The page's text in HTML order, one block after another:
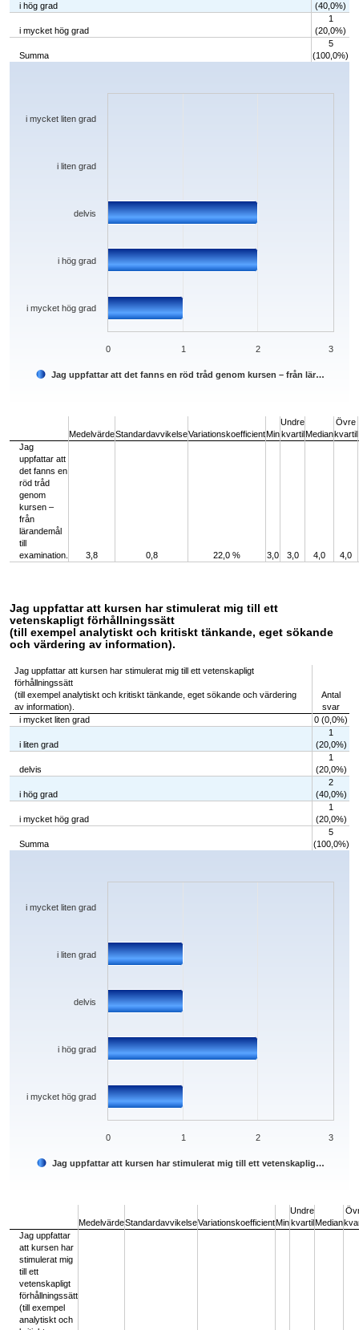
i hög grad
(40,0%)
i mycket hög grad
1
(20,0%)
Summa
5
(100,0%)
Chart
The chart has 1 X axis displaying categories.
Jag uppfattar att det fanns en röd tråd genom kursen – från lär…
i mycket hög grad
i hög grad
delvis
i liten grad
i mycket liten grad
0 1 2 3
MedelvärdeStandardavvikelseVariationskoefficientMin
Undre
kvartilMedian
Övre
kvartil
Jag
uppfattar att
det fanns en
röd tråd
genom
kursen –
från
lärandemål
till
examination.
3,8 0,8 22,0 % 3,0 3,0 4,0 4,0
Jag uppfattar att kursen har stimulerat mig till ett
vetenskapligt förhållningssätt
(till exempel analytiskt och kritiskt tänkande, eget sökande
och värdering av information).
Jag uppfattar att kursen har stimulerat mig till ett vetenskapligt
förhållningssätt
(till exempel analytiskt och kritiskt tänkande, eget sökande och värdering
av information).
Antal
svar
i mycket liten grad
0 (0,0%)
i liten grad
1
(20,0%)
delvis
1
(20,0%)
i hög grad
2
(40,0%)
i mycket hög grad
1
(20,0%)
Summa
5
(100,0%)
Chart
The chart has 1 X axis displaying categories.
Jag uppfattar att kursen har stimulerat mig till ett vetenskaplig…
i mycket hög grad
i hög grad
delvis
i liten grad
i mycket liten grad
0 1 2 3
MedelvärdeStandardavvikelseVariationskoefficientMin
Undre
kvartilMedian
Jag uppfattar
att kursen har
stimulerat mig
till ett
vetenskapligt
förhållningssätt
(till exempel
analytiskt och